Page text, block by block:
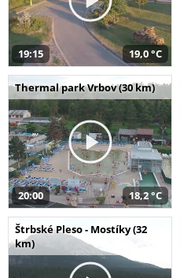
19:15 19,0 °C
Thermal park Vrbov (30 km)
20:00 18,2 °C
Štrbské Pleso - Mostíky (32
km)